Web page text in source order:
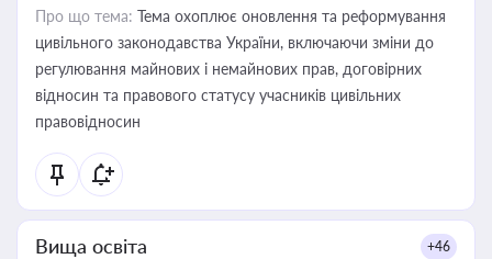
Про що тема: Тема охоплює оновлення та реформування
цивільного законодавства України, включаючи зміни до
регулювання майнових і немайнових прав, договірних
відносин та правового статусу учасників цивільних
правовідносин
Вища освіта +46